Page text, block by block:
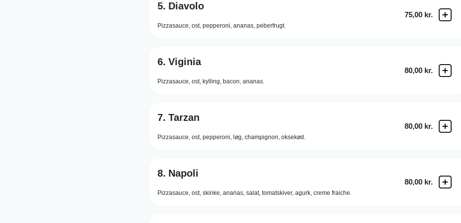
5. Diavolo
Pizzasauce, ost, pepperoni, ananas, peberfrugt.
75,00 kr.
6. Viginia
Pizzasauce, ost, kylling, bacon, ananas.
80,00 kr.
7. Tarzan
Pizzasauce, ost, pepperoni, løg, champignon, oksekød.
80,00 kr.
8. Napoli
Pizzasauce, ost, skinke, ananas, salat, tomatskiver, agurk, creme fraiche.
80,00 kr.